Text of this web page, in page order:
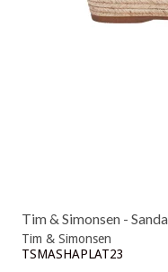
Tim & Simonsen -
Tim & Simonsen
TSMASHAPLAT23